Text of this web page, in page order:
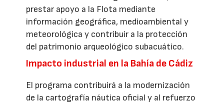
prestar apoyo a la Flota mediante
información geográfica, medioambiental y
meteorológica y contribuir a la protección
del patrimonio arqueológico subacuático.
Impacto industrial en la Bahía de Cádiz
El programa contribuirá a la modernización
de la cartografía náutica oficial y al refuerzo